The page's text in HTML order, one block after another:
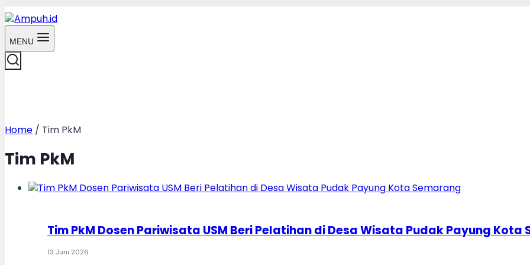
MENU
Home / Tim PkM
Tim PkM
Tim PkM Dosen Pariwisata USM Beri Pelatihan di Desa Wisata Pudak Payung Kota
13 Juni 2026